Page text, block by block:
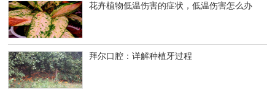
花卉植物低温伤害的症状，低温伤害怎么办
拜尔口腔：详解种植牙过程